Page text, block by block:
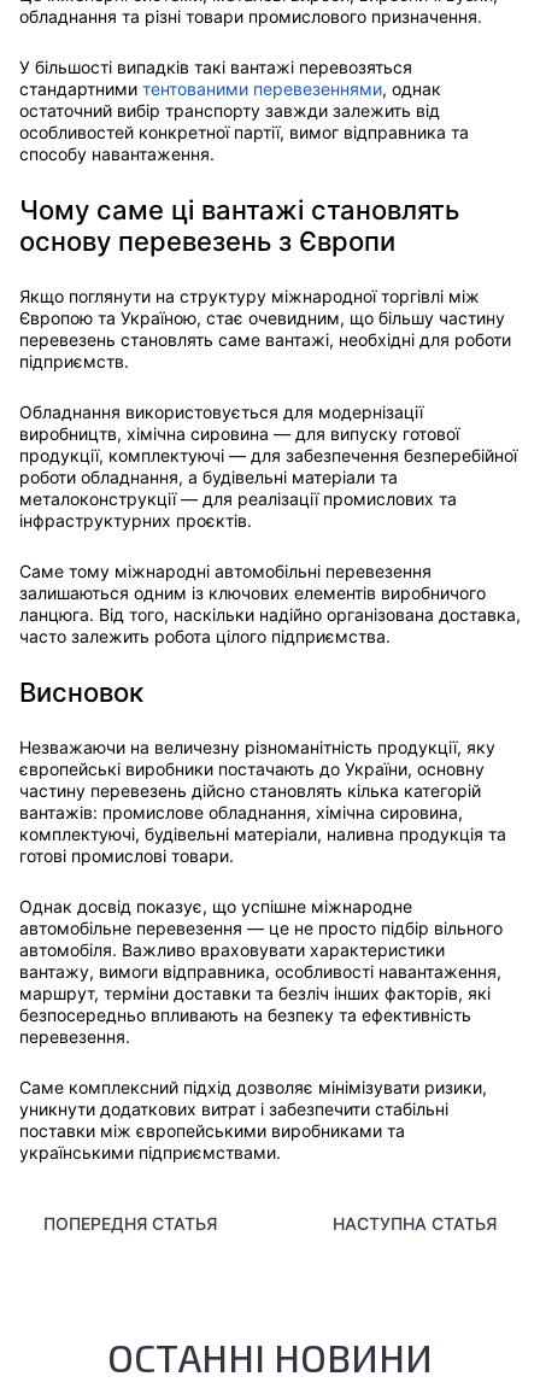
обладнання та різні товари промислового призначення.
У більшості випадків такі вантажі перевозяться
стандартними тентованими перевезеннями, однак
остаточний вибір транспорту завжди залежить від
особливостей конкретної партії, вимог відправника та
способу навантаження.
Чому саме ці вантажі становлять
основу перевезень з Європи
Якщо поглянути на структуру міжнародної торгівлі між
Європою та Україною, стає очевидним, що більшу частину
перевезень становлять саме вантажі, необхідні для роботи
підприємств.
Обладнання використовується для модернізації
виробництв, хімічна сировина — для випуску готової
продукції, комплектуючі — для забезпечення безперебійної
роботи обладнання, а будівельні матеріали та
металоконструкції — для реалізації промислових та
інфраструктурних проєктів.
Саме тому міжнародні автомобільні перевезення
залишаються одним із ключових елементів виробничого
ланцюга. Від того, наскільки надійно організована доставка,
часто залежить робота цілого підприємства.
Висновок
Незважаючи на величезну різноманітність продукції, яку
європейські виробники постачають до України, основну
частину перевезень дійсно становлять кілька категорій
вантажів: промислове обладнання, хімічна сировина,
комплектуючі, будівельні матеріали, наливна продукція та
готові промислові товари.
Однак досвід показує, що успішне міжнародне
автомобільне перевезення — це не просто підбір вільного
автомобіля. Важливо враховувати характеристики
вантажу, вимоги відправника, особливості навантаження,
маршрут, терміни доставки та безліч інших факторів, які
безпосередньо впливають на безпеку та ефективність
перевезення.
Саме комплексний підхід дозволяє мінімізувати ризики,
уникнути додаткових витрат і забезпечити стабільні
поставки між європейськими виробниками та
українськими підприємствами.
ПОПЕРЕДНЯ СТАТЬЯ НАСТУПНА СТАТЬЯ
ОСТАННІ НОВИНИ